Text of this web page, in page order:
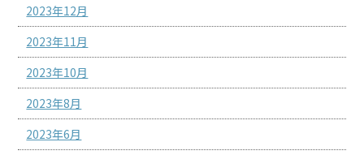
2023年12月
2023年11月
2023年10月
2023年8月
2023年6月